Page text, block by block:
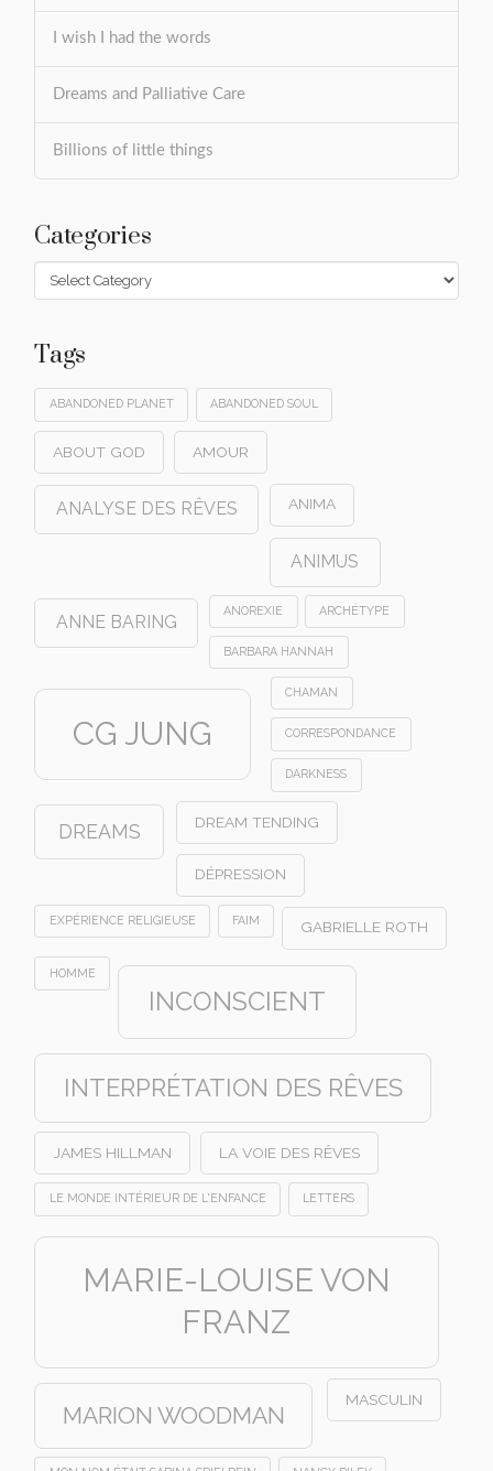
I wish I had the words
Dreams and Palliative Care
Billions of little things
Categories
Categories
Tags
ABANDONED PLANET ABANDONED SOUL
ABOUT GOD AMOUR
ANALYSE DES RÊVES ANIMA
ANIMUS
ANNE BARING
ANOREXIE ARCHÉTYPE
BARBARA HANNAH
CG JUNG
CHAMAN
CORRESPONDANCE
DARKNESS
DREAMS DREAM TENDING
DÉPRESSION
EXPÉRIENCE RELIGIEUSE FAIM GABRIELLE ROTH
HOMME
INCONSCIENT
INTERPRÉTATION DES RÊVES
JAMES HILLMAN LA VOIE DES RÊVES
LE MONDE INTÉRIEUR DE L'ENFANCE LETTERS
MARIE-LOUISE VON
FRANZ
MARION WOODMAN
MASCULIN